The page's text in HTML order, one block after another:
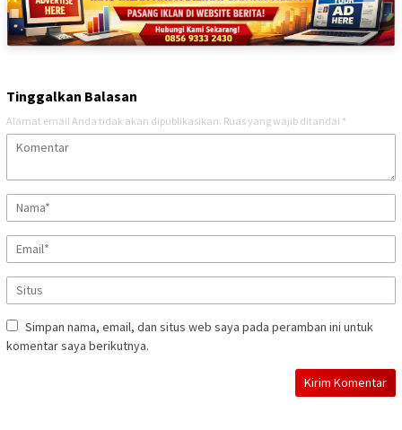
Tinggalkan Balasan
Alamat email Anda tidak akan dipublikasikan. Ruas yang wajib ditandai *
Simpan nama, email, dan situs web saya pada peramban ini untuk
komentar saya berikutnya.